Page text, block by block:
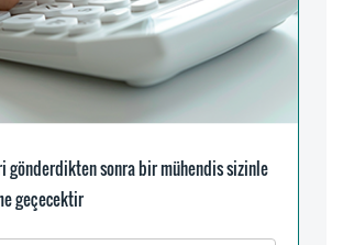
gönderdikten sonra bir mühendis sizinle
geçecektir